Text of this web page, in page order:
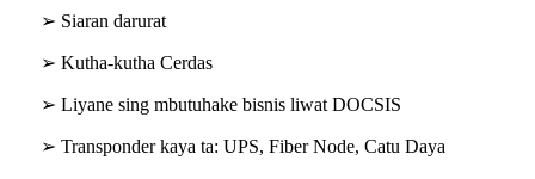
➢ Siaran darurat
➢ Kutha-kutha Cerdas
➢ Liyane sing mbutuhake bisnis liwat DOCSIS
➢ Transponder kaya ta: UPS, Fiber Node, Catu Daya